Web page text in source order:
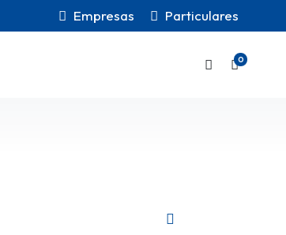
Empresas Particulares
0